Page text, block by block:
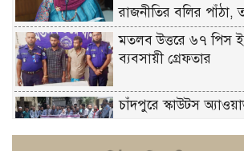
রাজনীতির বলির পাঁঠা,
মতলব উত্তরে ৬৭ পিস
ব্যবসায়ী গ্রেফতার
চাঁদপুরে স্কাউটস